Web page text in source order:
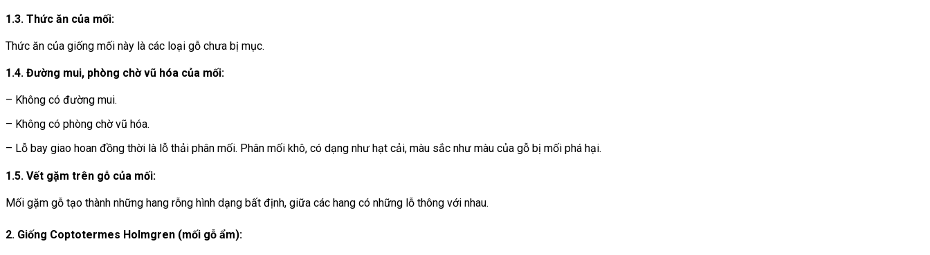
1.3. Thức ăn của mối:
Thức ăn của giống mối này là các loại gỗ chưa bị mục.
1.4. Đường mui, phòng chờ vũ hóa của mối:
– Không có đường mui.
– Không có phòng chờ vũ hóa.
– Lỗ bay giao hoan đồng thời là lỗ thải phân mối. Phân mối khô, có dạng như hạt cải, màu sắc như màu của gỗ bị mối phá hại.
1.5. Vết gặm trên gỗ của mối:
Mối gặm gỗ tạo thành những hang rỗng hình dạng bất định, giữa các hang có những lỗ thông với nhau.
2. Giống Coptotermes Holmgren (mối gỗ ẩm):